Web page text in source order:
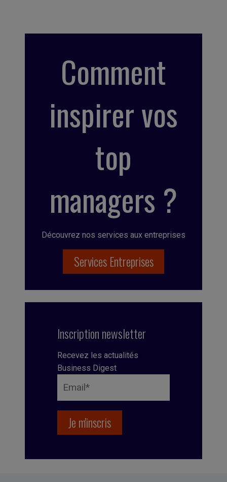
Comment
inspirer vos
top
managers ?
Découvrez nos services aux entreprises
Services Entreprises
Inscription newsletter
Recevez les actualités
Business Digest